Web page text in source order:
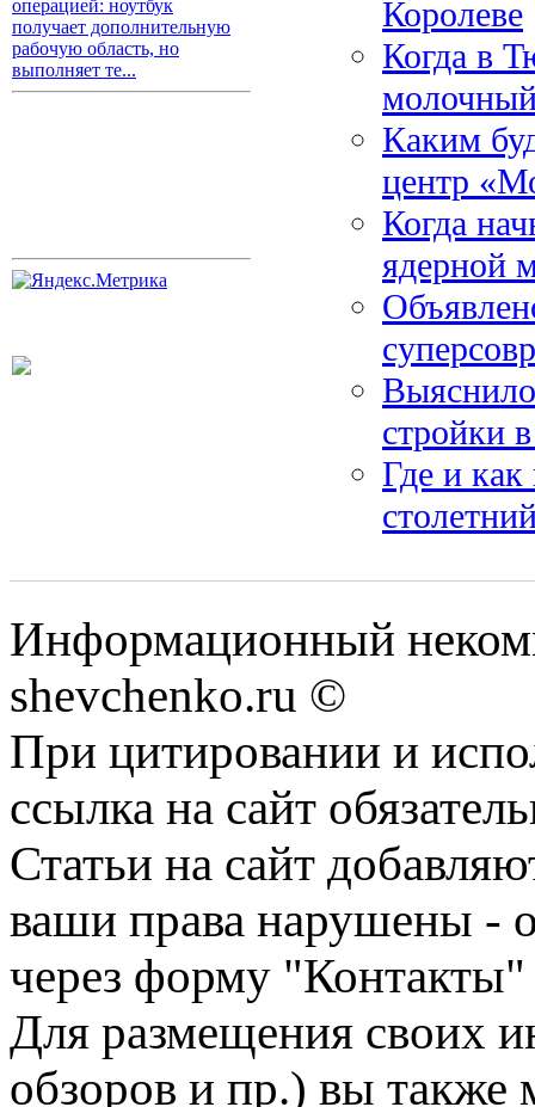
операцией: ноутбук
получает дополнительную
рабочую область, но
выполняет те...
Королеве
Когда в
Каким
центр
Когда
ядерной
стройки
Где и
Информационный
shevchenko.ru ©
При цитировании и
ссылка на сайт
Статьи на сайт
ваши права нарушены -
через форму "Контакты"
Для размещения своих
обзоров и пр.) вы также